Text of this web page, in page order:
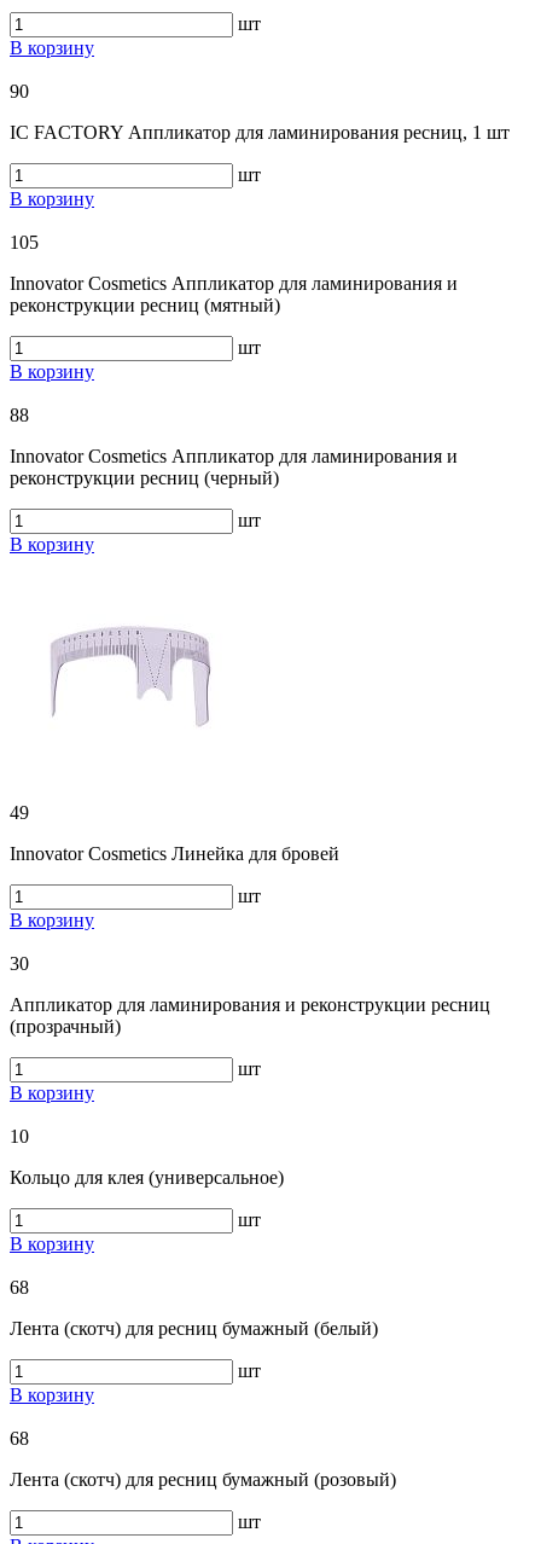
шт
В корзину
90
IC FACTORY Аппликатор для ламинирования ресниц, 1 шт
шт
В корзину
105
Innovator Cosmetics Аппликатор для ламинирования и
реконструкции ресниц (мятный)
шт
В корзину
88
Innovator Cosmetics Аппликатор для ламинирования и
реконструкции ресниц (черный)
шт
В корзину
49
Innovator Cosmetics Линейка для бровей
шт
В корзину
30
Аппликатор для ламинирования и реконструкции ресниц
(прозрачный)
шт
В корзину
10
Кольцо для клея (универсальное)
шт
В корзину
68
Лента (скотч) для ресниц бумажный (белый)
шт
В корзину
68
Лента (скотч) для ресниц бумажный (розовый)
шт